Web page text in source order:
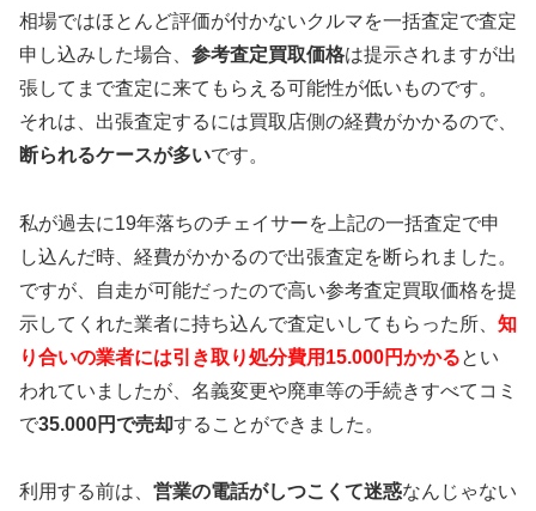
相場ではほとんど評価が付かないクルマを一括査定で査定
申し込みした場合、 参考査定買取価格は提示されますが出
張してまで査定に来てもらえる可能性が低いものです。
それは、出張査定するには買取店側の経費がかかるので、
断られるケースが多いです。
私が過去に19年落ちのチェイサーを上記の一括査定で申
し込んだ時、経費がかかるので出張査定を断られました。
ですが、自走が可能だったので高い参考査定買取価格を提
示してくれた業者に持ち込んで査定いしてもらった所、 知
り合いの業者には引き取り処分費用15.000円かかるとい
われていましたが、名義変更や廃車等の手続きすべてコミ
で35.000円で売却することができました。
利用する前は、 営業の電話がしつこくて迷惑なんじゃない